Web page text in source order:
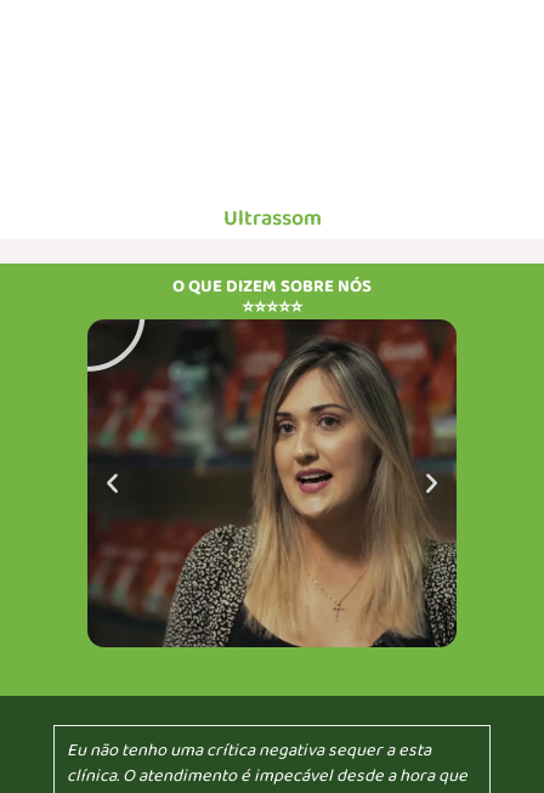
Ultrassom
O QUE DIZEM SOBRE NÓS
⭐⭐⭐⭐⭐
Reproduzir
Eu não tenho uma crítica negativa sequer a esta
clínica. O atendimento é impecável desde a hora que